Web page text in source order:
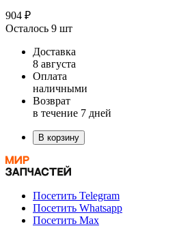
904 ₽
Осталось 9 шт
Доставка
8 августа
Оплата
наличными
Возврат
в течение 7 дней
В корзину
Посетить Telegram
Посетить Whatsapp
Посетить Max